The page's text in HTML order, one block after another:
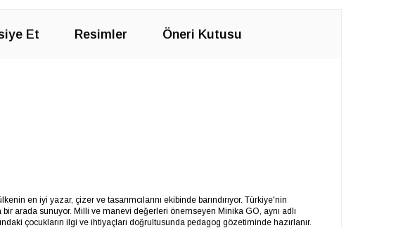
Et Resimler Öneri Kutusu
en iyi yazar, çizer ve tasarımcılarını ekibinde barındırıyor. Türkiye'nin
arada sunuyor. Milli ve manevi değerleri önemseyen Minika GO, aynı adlı
çocukların ilgi ve ihtiyaçları doğrultusunda pedagog gözetiminde hazırlanır.